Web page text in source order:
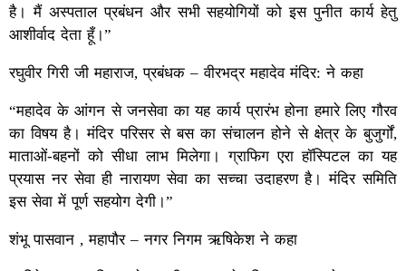
है। मैं अस्पताल प्रबंधन और सभी सहयोगियों को इस पुनीत कार्य हेतु
आशीर्वाद देता हूँ।”
रघुवीर गिरी जी महाराज, प्रबंधक – वीरभद्र महादेव मंदिर: ने कहा
“महादेव के आंगन से जनसेवा का यह कार्य प्रारंभ होना हमारे लिए गौरव
का विषय है। मंदिर परिसर से बस का संचालन होने से क्षेत्र के बुजुर्गों,
माताओं-बहनों को सीधा लाभ मिलेगा। ग्राफिग एरा हॉस्पिटल का यह
प्रयास नर सेवा ही नारायण सेवा का सच्चा उदाहरण है। मंदिर समिति
इस सेवा में पूर्ण सहयोग देगी।”
शंभू पासवान , महापौर – नगर निगम ऋषिकेश ने कहा